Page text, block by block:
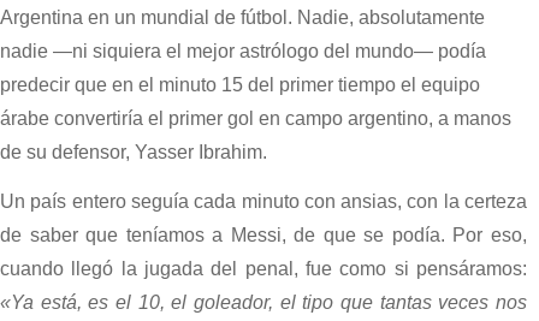
Argentina en un mundial de fútbol. Nadie, absolutamente
nadie —ni siquiera el mejor astrólogo del mundo— podía
predecir que en el minuto 15 del primer tiempo el equipo
árabe convertiría el primer gol en campo argentino, a manos
de su defensor, Yasser Ibrahim.
Un país entero seguía cada minuto con ansias, con la certeza
de saber que teníamos a Messi, de que se podía. Por eso,
cuando llegó la jugada del penal, fue como si pensáramos:
«Ya está, es el 10, el goleador, el tipo que tantas veces nos